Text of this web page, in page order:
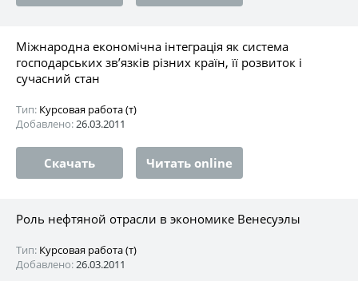
Міжнародна економічна інтеграція як система
господарських зв’язків різних країн, її розвиток і
сучасний стан
Тип: Курсовая работа (т)
Добавлено:26.03.2011
Скачать Читать online
Роль нефтяной отрасли в экономике Венесуэлы
Тип: Курсовая работа (т)
Добавлено:26.03.2011